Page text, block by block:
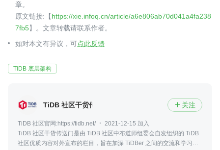
章。
原文链接:【https://xie.infoq.cn/article/a6e806ab70d041a4fa238
7fb5】。文章转载请联系作者。
如对本文有异议，可点此反馈
TiDB 底层架构
TiDB 社区干货传送门  关注
TiDB 社区官网:https://tidb.net/
2021-12-15 加入
TiDB 社区干货传送门是由 TiDB 社区中布道师组委会自发组织的 TiDB
社区优质内容对外宣布的栏目，旨在加深 TiDBer 之间的交流和学习。